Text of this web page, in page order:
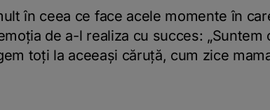
în ceea ce face acele momente în
de a-l realiza cu succes: „Suntem
toți la aceeași căruță, cum zice